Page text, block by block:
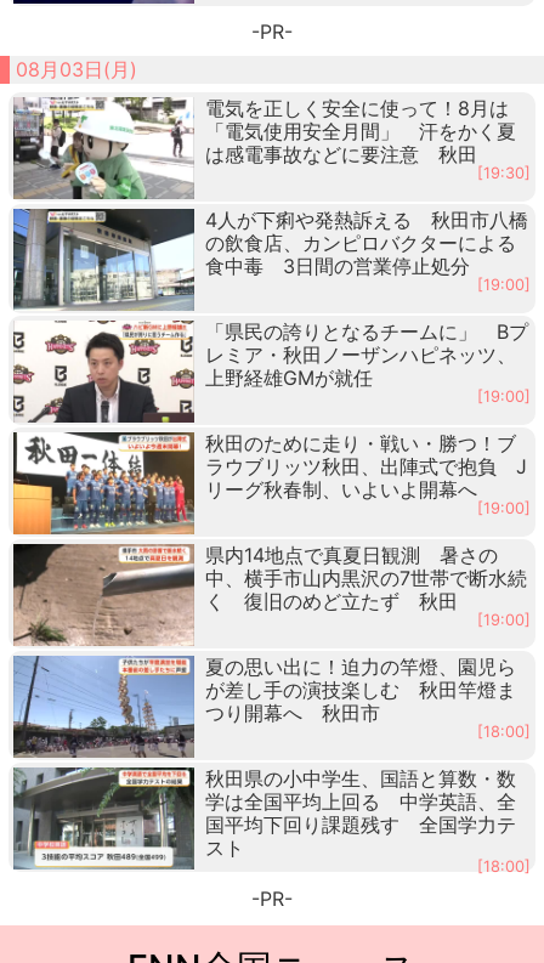
-PR-
08月03日(月)
電気を正しく安全に使って！8月は
「電気使用安全月間」 汗をかく夏
は感電事故などに要注意 秋田
[19:30]
4人が下痢や発熱訴える 秋田市八橋
の飲食店、カンピロバクターによる
食中毒 3日間の営業停止処分
[19:00]
「県民の誇りとなるチームに」 Bプ
レミア・秋田ノーザンハピネッツ、
上野経雄GMが就任
[19:00]
秋田のために走り・戦い・勝つ！ブ
ラウブリッツ秋田、出陣式で抱負 J
リーグ秋春制、いよいよ開幕へ
[19:00]
県内14地点で真夏日観測 暑さの
中、横手市山内黒沢の7世帯で断水続
く 復旧のめど立たず 秋田
[19:00]
夏の思い出に！迫力の竿燈、園児ら
が差し手の演技楽しむ 秋田竿燈ま
つり開幕へ 秋田市
[18:00]
秋田県の小中学生、国語と算数・数
学は全国平均上回る 中学英語、全
国平均下回り課題残す 全国学力テ
スト
[18:00]
-PR-